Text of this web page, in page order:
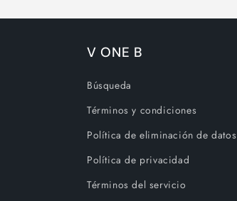
V ONE B
Búsqueda
Términos y condiciones
Política de eliminación de datos
Política de privacidad
Términos del servicio